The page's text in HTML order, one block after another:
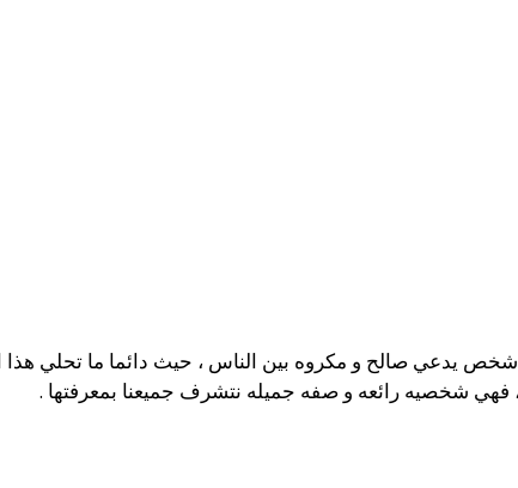
يدعي صالح و مكروه بين الناس ، حيث دائما ما تحلي هذا
، فهي شخصيه رائعه و صفه جميله نتشرف جميعنا بمعرفتها .